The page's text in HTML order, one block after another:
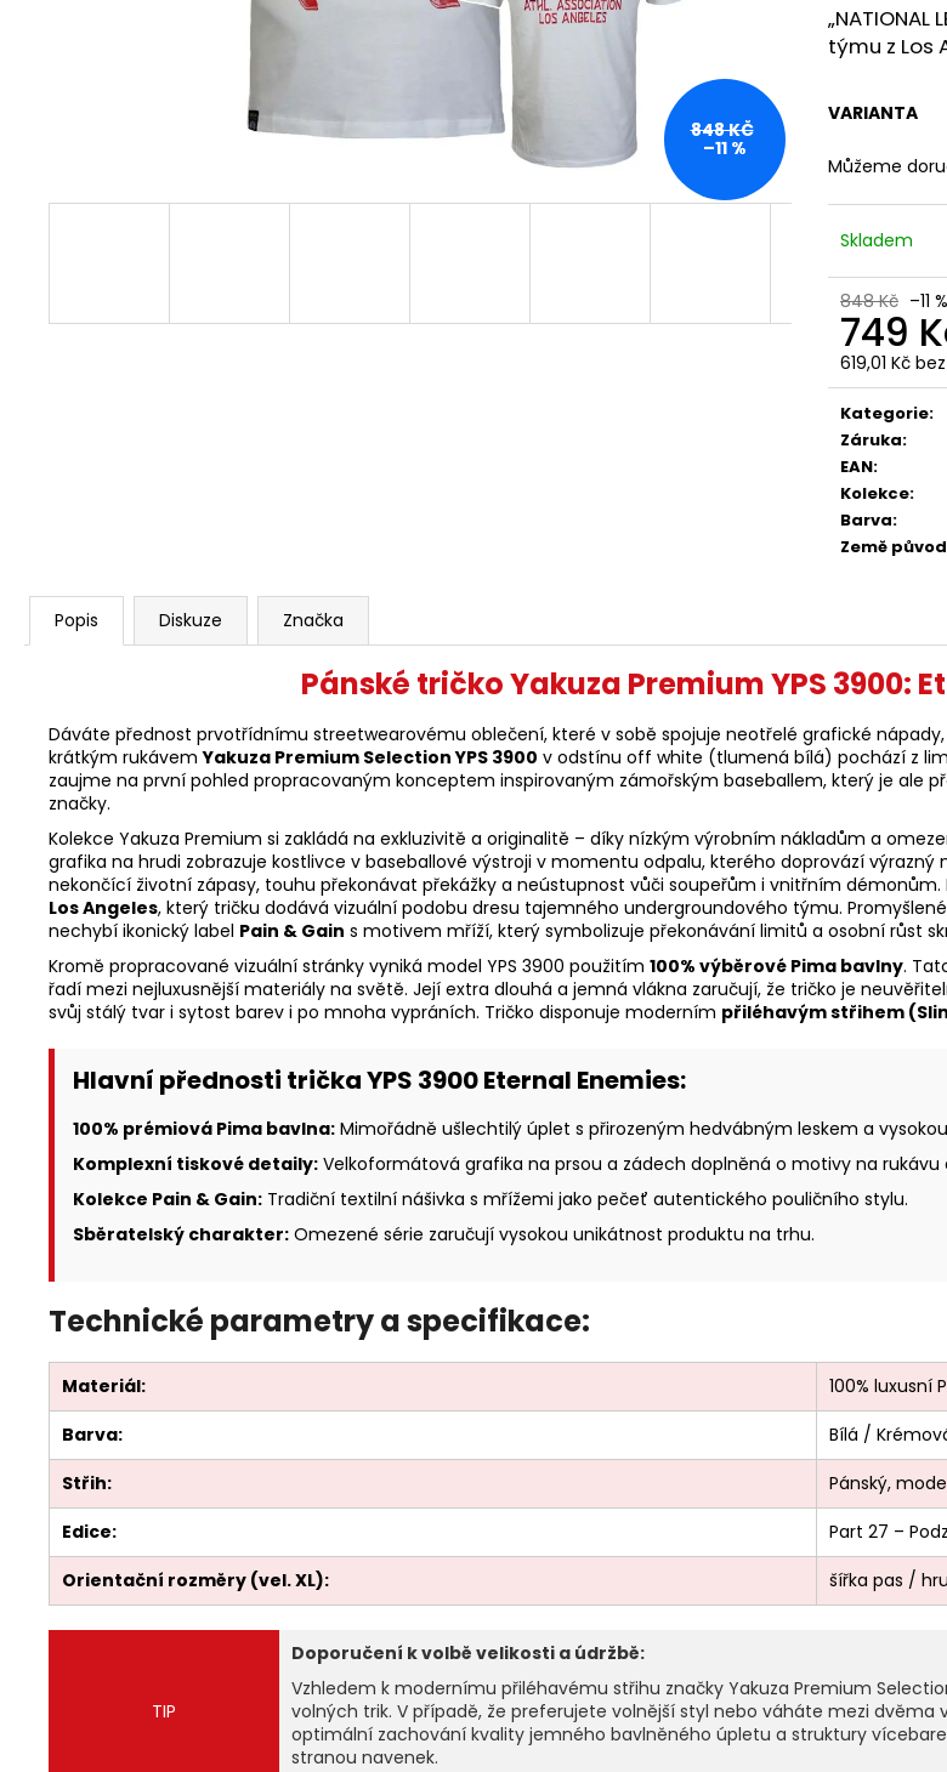
týmu z Los
VARIANTA
Můžeme
Skladem
848 Kč –11 %
749
619,01 Kč
Měrná
cena:
Kategorie:
Záruka:
EAN:
Kolekce:
Barva:
Země
848 KČ
–11 %
Popis Diskuze Značka
Pánské tričko Yakuza Premium YPS 3900:
Dáváte přednost prvotřídnímu streetwearovému oblečení, které v sobě spojuje neotřelé grafické
krátkým rukávemYakuza Premium Selection YPS 3900 v odstínu off white (tlumená bílá) pochází z
zaujme na první pohled propracovaným konceptem inspirovaným zámořským baseballem, který je
značky.
Kolekce Yakuza Premium si zakládá na exkluzivitě a originalitě – díky nízkým výrobním nákladům a
grafika na hrudi zobrazuje kostlivce v baseballové výstroji v momentu odpalu, kterého doprovází výrazný
nekončící životní zápasy, touhu překonávat překážky a neústupnost vůči soupeřům i vnitřním démonům.
Los Angeles, který tričku dodává vizuální podobu dresu tajemného undergroundového týmu.
nechybí ikonický label Pain & Gain s motivem mříží, který symbolizuje překonávání limitů a osobní růst
Kromě propracované vizuální stránky vyniká model YPS 3900 použitím 100% výběrové Pima bavlny.
řadí mezi nejluxusnější materiály na světě. Její extra dlouhá a jemná vlákna zaručují, že tričko je
svůj stálý tvar i sytost barev i po mnoha vypráních. Tričko disponuje moderním přiléhavým střihem
Hlavní přednosti trička YPS 3900 Eternal Enemies:
100% prémiová Pima bavlna: Mimořádně ušlechtilý úplet s přirozeným hedvábným leskem a
Komplexní tiskové detaily: Velkoformátová grafika na prsou a zádech doplněná o motivy na rukávu
Kolekce Pain & Gain: Tradiční textilní nášivka s mřížemi jako pečeť autentického pouličního stylu.
Sběratelský charakter: Omezené série zaručují vysokou unikátnost produktu na trhu.
Technické parametry a specifikace:
Materiál:
100%
Barva:
Bílá /
Střih:
Pánský,
Edice:
Part 27 –
Orientační rozměry (vel. XL):
šířka pas /
TIP
Doporučení k volbě velikosti a údržbě:
Vzhledem k modernímu přiléhavému střihu značky Yakuza Premium
volných trik. V případě, že preferujete volnější styl nebo váháte mezi
optimální zachování kvality jemného bavlněného úpletu a struktury
stranou navenek.